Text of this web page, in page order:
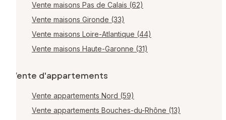
Vente maisons Pas de Calais (62)
Vente maisons Gironde (33)
Vente maisons Loire-Atlantique (44)
Vente maisons Haute-Garonne (31)
Vente d'appartements
Vente appartements Nord (59)
Vente appartements Bouches-du-Rhône (13)